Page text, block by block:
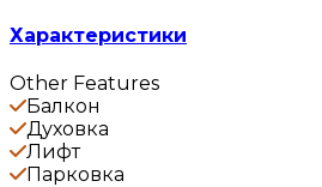
Характеристики
Other Features
Балкон
Духовка
Лифт
Парковка